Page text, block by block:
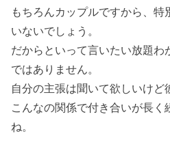
もちろんカップルですから、特
いないでしょう。
だからといって言いたい放題わ
ではありません。
自分の主張は聞いて欲しいけど
こんなの関係で付き合いが長く
ね。